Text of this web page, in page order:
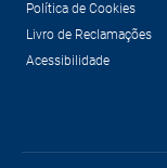
Política de Cookies
Livro de Reclamações
Acessibilidade